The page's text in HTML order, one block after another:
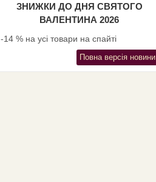
ЗНИЖКИ ДО ДНЯ СВЯТОГО
ВАЛЕНТИНА 2026
-14 % на усі товари на спайті
Повна версія новини